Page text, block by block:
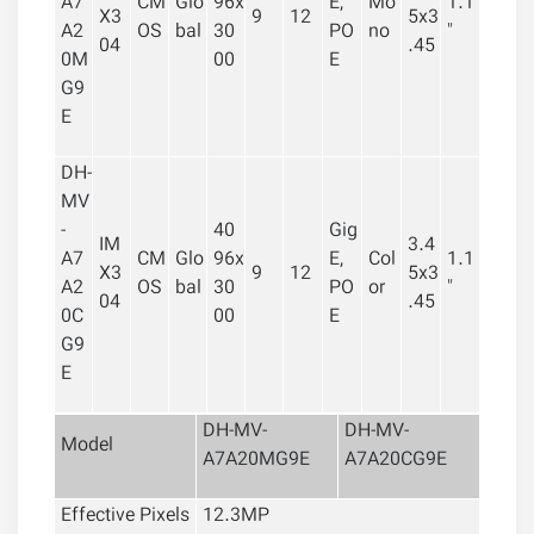
A2
0M
G9
E
X3
04 OS bal 30
00
9 12
PO
E
no
5x3
.45 "
DH-
MV
-
A7
A2
0C
G9
E
IM
X3
04
CM
OS
Glo
bal
40
96x
30
00
9 12
Gig
E,
PO
E
Col
or
3.4
5x3
.45
1.1
"
Model
DH-MV-
A7A20MG9E
DH-MV-
A7A20CG9E
Effective Pixels 12.3MP